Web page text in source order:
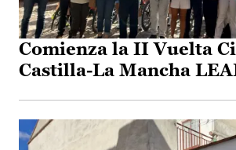
Comienza la II Vuelta
Castilla-La Mancha